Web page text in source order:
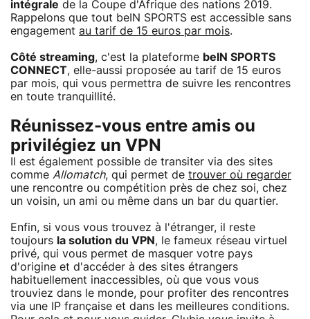
intégrale de la Coupe d'Afrique des nations 2019.
Rappelons que tout beIN SPORTS est accessible sans
engagement au tarif de 15 euros par mois.
Côté streaming, c'est la plateforme beIN SPORTS
CONNECT, elle-aussi proposée au tarif de 15 euros
par mois, qui vous permettra de suivre les rencontres
en toute tranquillité.
Réunissez-vous entre amis ou
privilégiez un VPN
Il est également possible de transiter via des sites
comme Allomatch, qui permet de trouver où regarder
une rencontre ou compétition près de chez soi, chez
un voisin, un ami ou même dans un bar du quartier.
Enfin, si vous vous trouvez à l'étranger, il reste
toujours la solution du VPN , le fameux réseau virtuel
privé, qui vous permet de masquer votre pays
d'origine et d'accéder à des sites étrangers
habituellement inaccessibles, où que vous vous
trouviez dans le monde, pour profiter des rencontres
via une IP française et dans les meilleures conditions.